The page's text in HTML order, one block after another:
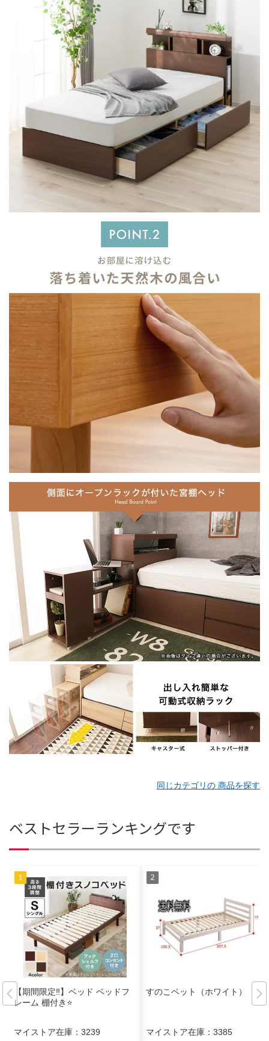
同じカテゴリの 商品を探す
ベストセラーランキングです
【期間限定‼️】ベッド ベッドフ
レーム 棚付き⭐️
マイストア在庫： 3239
すのこベット（ホワイト）
マイストア在庫： 3385